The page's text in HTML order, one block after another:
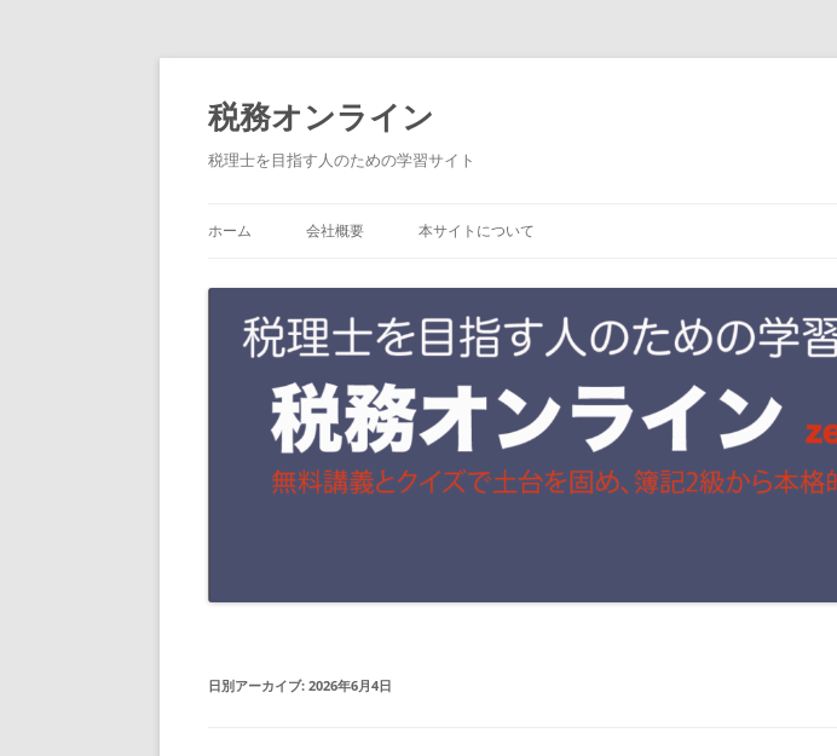
ン
テ
ツ
税務オンライン
税理士を目指す人のための学習サイト
ホーム 会社概要 本サイトについて
日別アーカイブ: 2026年6月4日